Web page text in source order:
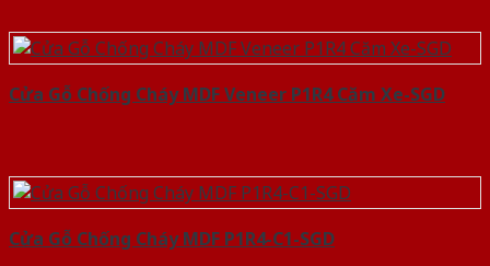
Cửa Gỗ Chống Cháy MDF Veneer P1R4 Căm Xe-SGD
Cửa Gỗ Chống Cháy MDF P1R4-C1-SGD